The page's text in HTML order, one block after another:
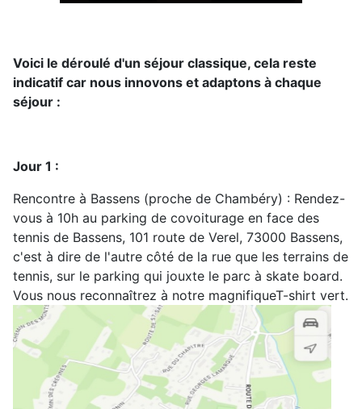
Voici le déroulé d'un séjour classique, cela reste
indicatif car nous innovons et adaptons à chaque
séjour :
Jour 1 :
Rencontre à Bassens (proche de Chambéry) : Rendez-
vous à 10h au parking de covoiturage en face des
tennis de Bassens, 101 route de Verel, 73000 Bassens,
c'est à dire de l'autre côté de la rue que les terrains de
tennis, sur le parking qui jouxte le parc à skate board.
Vous nous reconnaîtrez à notre magnifiqueT-shirt vert.